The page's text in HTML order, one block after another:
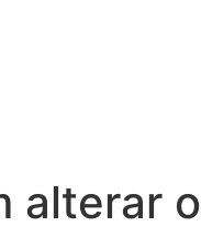
alterar o